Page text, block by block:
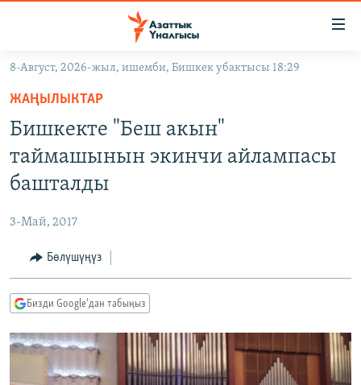
Навигацияга
өтүңүз
Издөөгө
салыңыз
МАДАНИЯТ
УКРАИНА
ТВ ПРОГРАММАЛАР
БҮГҮН АЗАТТЫКТА
ДАНИСТЕ
ЭЖЕ-СИҢДИЛЕР
ПОДКАСТ
Русский
ОНЛАЙН ШЕРИНЕ
8-Август, 2026-жыл, ишемби, Бишкек убактысы 18:29
ЖАҢЫЛЫКТАР
Бишкекте "Беш акын"
таймашынын экинчи айлампасы
башталды
3-Май, 2017
Бөлүшүңүз
Бизди Google'дан табыңыз